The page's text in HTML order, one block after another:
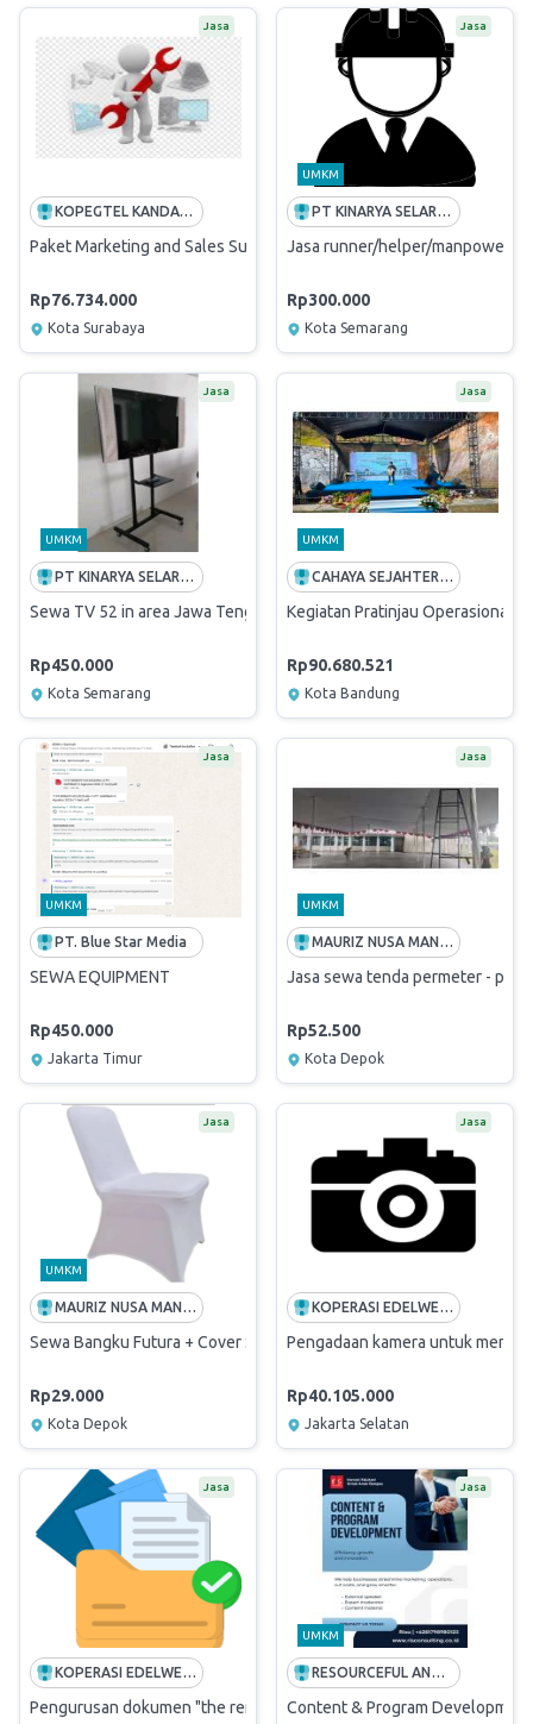
Jasa
KOPEGTEL KANDATEL SBB
Paket Marketing and Sales Summit Telkom Regional III 2026
Rp76.734.000
Kota Surabaya
Jasa
UMKM
PT KINARYA SELARAS PIRANTI REGIONAL JATENG & DIY
Jasa runner/helper/manpower
Rp300.000
Kota Semarang
Jasa
UMKM
PT KINARYA SELARAS PIRANTI REGIONAL JATENG & DIY
Sewa TV 52 in area Jawa Tengah
Rp450.000
Kota Semarang
Jasa
UMKM
CAHAYA SEJAHTERA MANDIRI
Kegiatan Pratinjau Operasional
Rp90.680.521
Kota Bandung
Jasa
UMKM
PT. Blue Star Media
SEWA EQUIPMENT
Rp450.000
Jakarta Timur
Jasa
UMKM
MAURIZ NUSA MANDIRI
Jasa sewa tenda permeter -
Rp52.500
Kota Depok
Jasa
UMKM
MAURIZ NUSA MANDIRI
Sewa Bangku Futura + Cover Sarung Putih
Rp29.000
Kota Depok
Jasa
KOPERASI EDELWEISS BHAKTI UTAMA
Pengadaan kamera untuk
Rp40.105.000
Jakarta Selatan
Jasa
KOPERASI EDELWEISS BHAKTI UTAMA
Pengurusan dokumen "the rental of exclusive desk Dubai"
Jasa
UMKM
RESOURCEFUL AND INITIATIVE
Content & Program Development